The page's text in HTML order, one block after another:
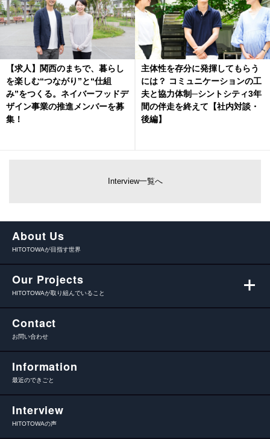
【求人】関西のまちで、暮らし
を楽しむ“つながり”と“仕組
み”をつくる。ネイバーフッドデ
ザイン事業の推進メンバーを募
集！
主体性を存分に発揮してもらう
には？ コミュニケーションの工
夫と協力体制─シントシティ3年
間の伴走を終えて【社内対談・
後編】
Interview一覧へ
About Us
HITOTOWAが目指す世界
Our Projects
HITOTOWAが取り組んでいること
Contact
お問い合わせ
Information
最近のできごと
Interview
HITOTOWAの声